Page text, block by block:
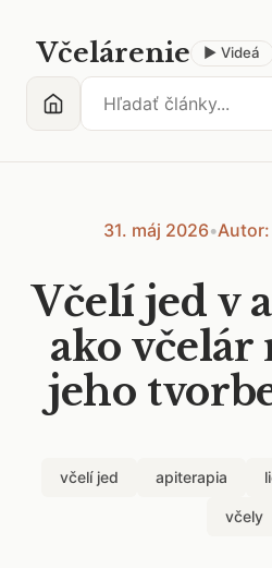
Včelárenie ▶ Videá
31. máj 2026•Autor:
Včelí jed v
ako
jeho
včelí jed apiterapia
včely